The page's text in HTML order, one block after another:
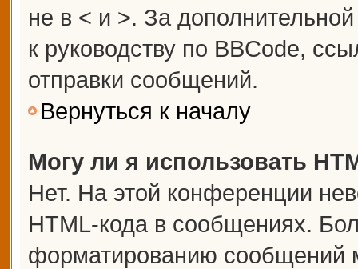
не в < и >. За
к руководству по BBCode,
отправки сообщений.
Вернуться к началу
Могу ли я использовать
Нет. На этой конференции
HTML-кода в сообщениях.
форматированию сообщений